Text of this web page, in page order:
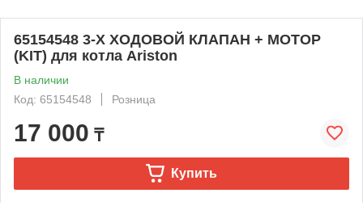
65154548 3-Х ХОДОВОЙ КЛАПАН + МОТОР
(KIT) для котла Ariston
В наличии
Код: 65154548
Розница
17 000 ₸
Купить